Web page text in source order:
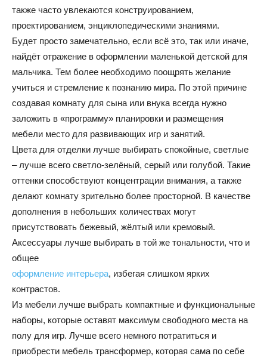
о
дизайне
также часто увлекаются конструированием,
проектированием, энциклопедическими знаниями.
Будет просто замечательно, если всё это, так или иначе,
найдёт отражение в оформлении маленькой детской для
мальчика. Тем более необходимо поощрять желание
учиться и стремление к познанию мира. По этой причине
создавая комнату для сына или внука всегда нужно
заложить в «программу» планировки и размещения
мебели место для развивающих игр и занятий.
Цвета для отделки лучше выбирать спокойные, светлые
– лучше всего светло-зелёный, серый или голубой. Такие
оттенки способствуют концентрации внимания, а также
делают комнату зрительно более просторной. В качестве
дополнения в небольших количествах могут
присутствовать бежевый, жёлтый или кремовый.
Аксессуары лучше выбирать в той же тональности, что и
общее
оформление интерьера, избегая слишком ярких
контрастов.
Из мебели лучше выбрать компактные и функциональные
наборы, которые оставят максимум свободного места на
полу для игр. Лучше всего немного потратиться и
приобрести мебель трансформер, которая сама по себе